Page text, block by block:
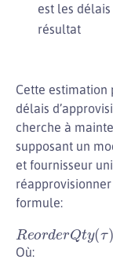
est les
résultat
Cette estimation
délais
cherche à
supposant un
et fournisseur
formule:
ReorderQt
−
Où: